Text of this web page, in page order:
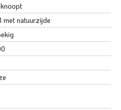
met natuurzijde